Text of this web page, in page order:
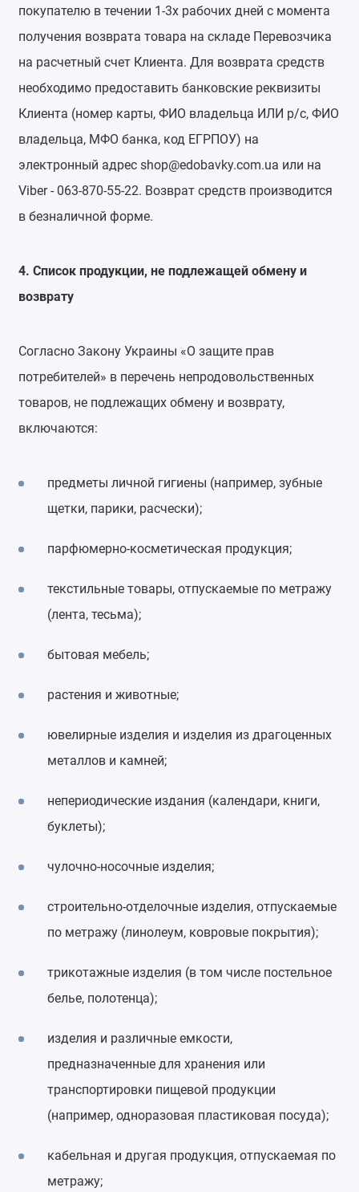
покупателю в течении 1-3х рабочих дней с момента
получения возврата товара на складе Перевозчика
на расчетный счет Клиента. Для возврата средств
необходимо предоставить банковские реквизиты
Клиента (номер карты, ФИО владельца ИЛИ р/с, ФИО
владельца, МФО банка, код ЕГРПОУ) на
электронный адрес shop@edobavky.com.ua или на
Viber - 063-870-55-22. Возврат средств производится
в безналичной форме.
4. Список продукции, не подлежащей обмену и
возврату
Согласно Закону Украины «О защите прав
потребителей» в перечень непродовольственных
товаров, не подлежащих обмену и возврату,
включаются:
предметы личной гигиены (например, зубные
щетки, парики, расчески);
парфюмерно-косметическая продукция;
текстильные товары, отпускаемые по метражу
(лента, тесьма);
бытовая мебель;
растения и животные;
ювелирные изделия и изделия из драгоценных
металлов и камней;
непериодические издания (календари, книги,
буклеты);
чулочно-носочные изделия;
строительно-отделочные изделия, отпускаемые
по метражу (линолеум, ковровые покрытия);
трикотажные изделия (в том числе постельное
белье, полотенца);
изделия и различные емкости,
предназначенные для хранения или
транспортировки пищевой продукции
(например, одноразовая пластиковая посуда);
кабельная и другая продукция, отпускаемая по
метражу;